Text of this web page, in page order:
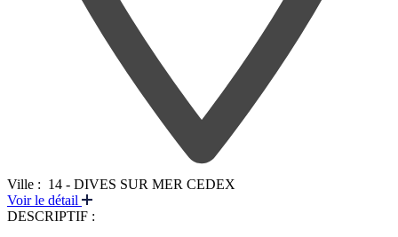
Ville : 14 - DIVES SUR MER CEDEX
Voir le détail
DESCRIPTIF :